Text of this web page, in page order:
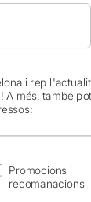
i rep
A més, també
Promocions i
recomanacions